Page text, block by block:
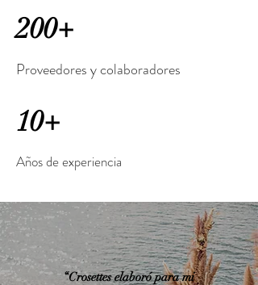
200+
Proveedores y colaboradores
10+
Años de experiencia
“Crosettes elaboró para mi